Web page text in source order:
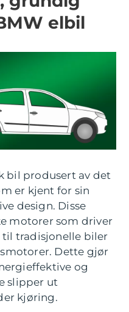
elbil
bil produsert av det
er kjent for sin
design. Disse
motorer som driver
tradisjonelle biler
Dette gjør
og
slipper ut
kjøring.